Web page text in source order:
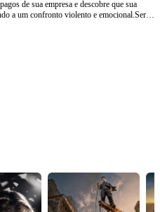
de sua empresa e descobre que sua
a um confronto violento e emocional.Será